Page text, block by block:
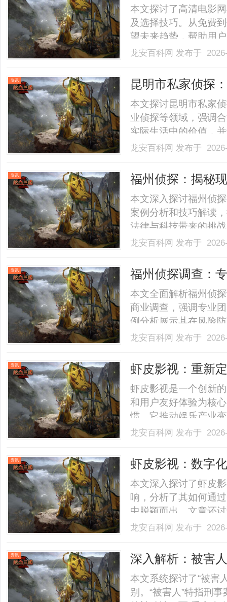
本文探讨了高清电影
及选择技巧。从免费
望未来趋势，帮助用
龙安百科网 发布于
资讯 昆明市私家侦探
本文探讨昆明市私家
业侦探等领域，强调
实际生活中的价值，
角以正确认识和利用
龙安百科网 发布于
资讯 福州侦探：揭秘
本文深入探讨福州侦
案例分析和技巧解读
法律与科技带来的挑
为读者提供全面视角
龙安百科网 发布于
资讯 福州侦探调查：
本文全面解析福州侦
商业调查，强调专业
例分析展示其在风险
技发展带来的机遇。
龙安百科网 发布于
资讯 虾皮影视：重新
虾皮影视是一个创新
和用户友好体验为核
惯。它推动娱乐产业
AR/VR技术，引领数
龙安百科网 发布于
资讯
虾皮影视：数字
台
本文深入探讨了虾皮
响，分析了其如何通
中脱颖而出。文章还
技术下的发展前景，
龙安百科网 发布于
资讯
深入解析：被害
区别
本文系统探讨了“被害
别。“被害人”特指刑